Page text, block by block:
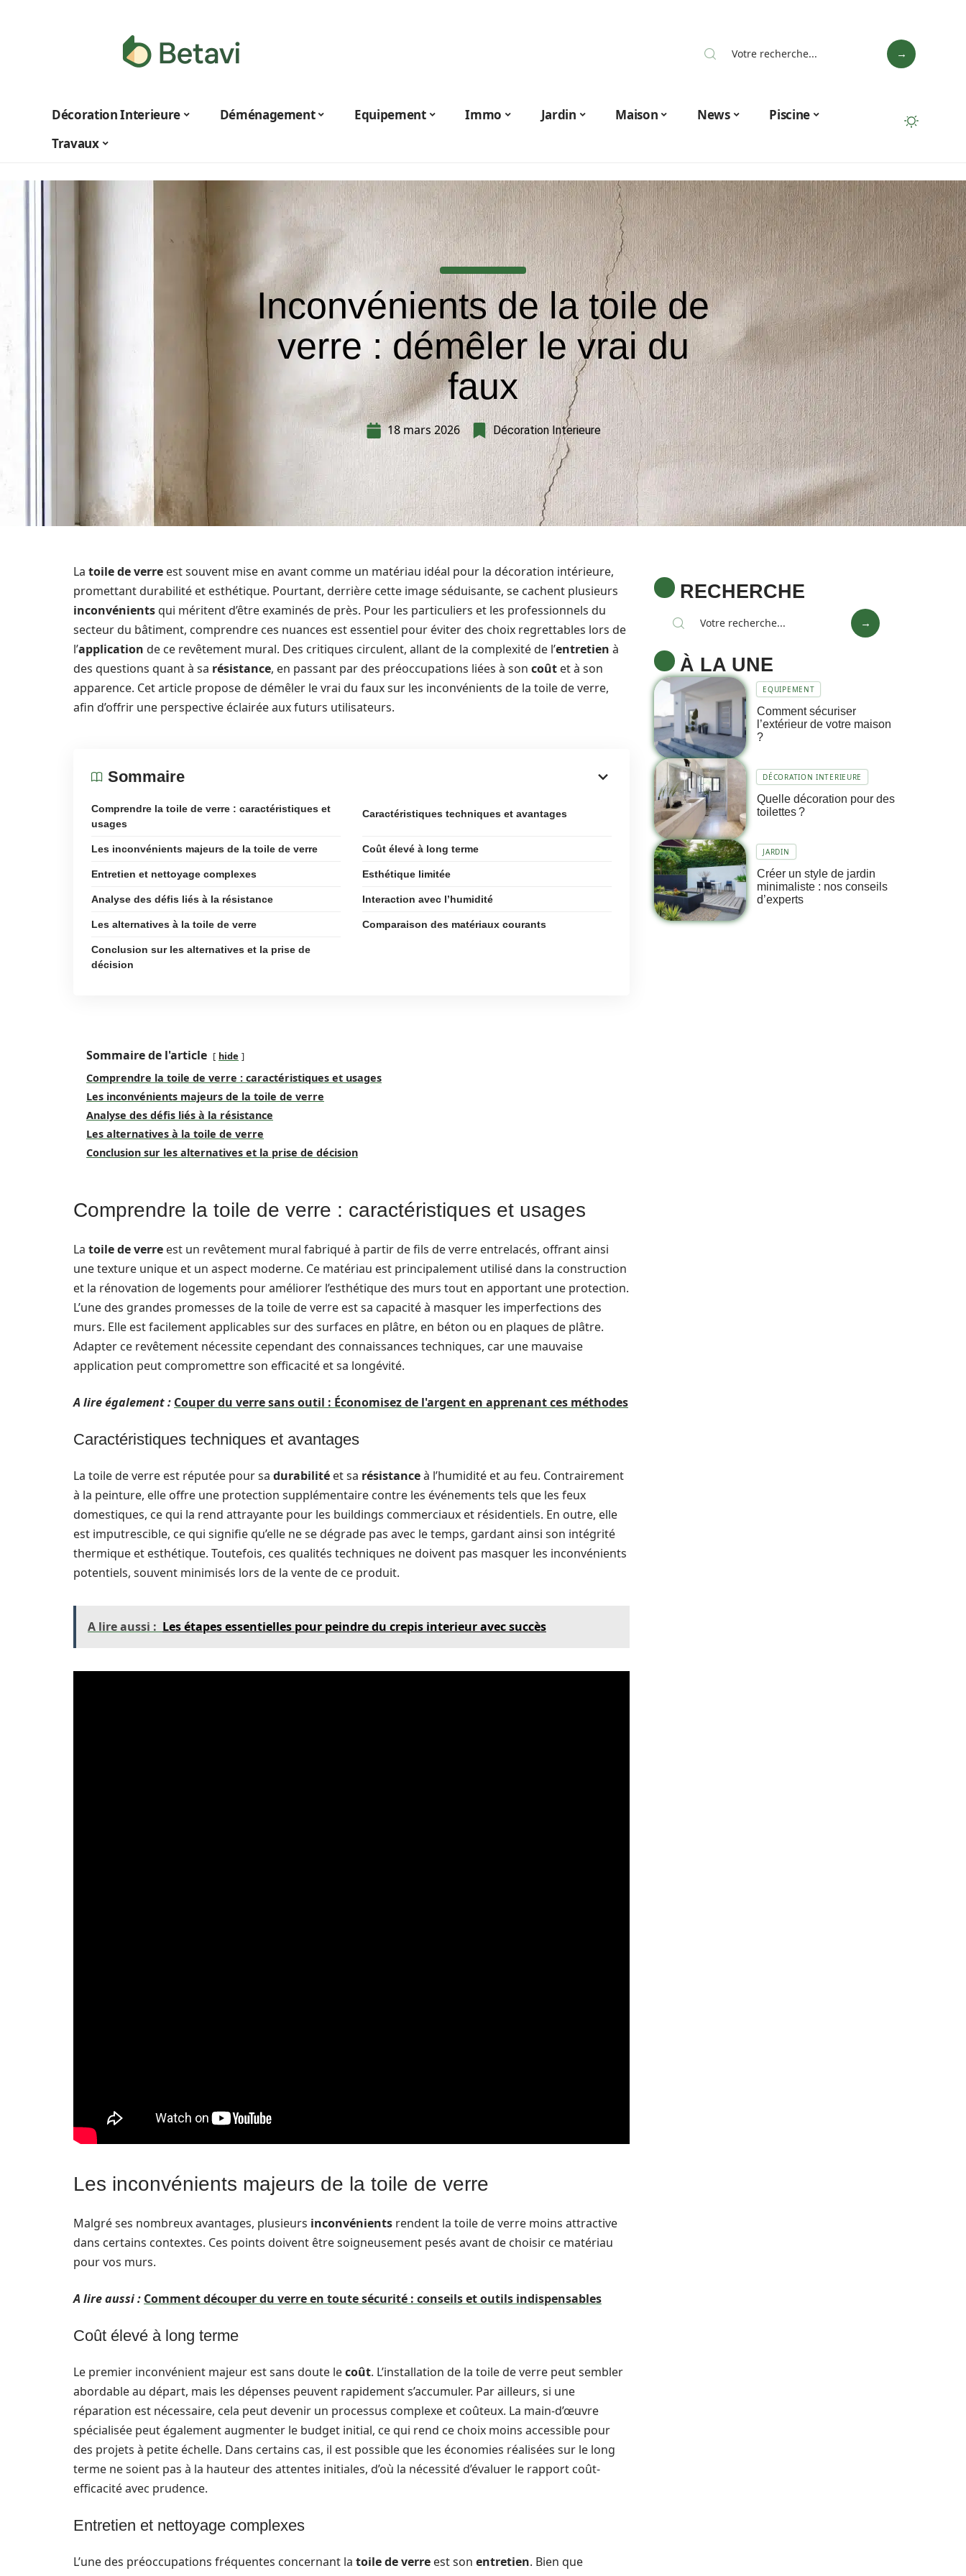
Décoration Interieure Déménagement Equipement Immo Jardin Maison News
Piscine
Travaux
Inconvénients de la toile de
verre : démêler le vrai du
faux
18 mars 2026 Décoration Interieure
La toile de verre est souvent mise en avant comme un matériau idéal pour la décoration intérieure,
promettant durabilité et esthétique. Pourtant, derrière cette image séduisante, se cachent plusieurs
inconvénientsqui méritent d’être examinés de près. Pour les particuliers et les professionnels du
secteur du bâtiment, comprendre ces nuances est essentiel pour éviter des choix regrettables lors de
l’application de ce revêtement mural. Des critiques circulent, allant de la complexité de l’entretien à
des questions quant à sa résistance, en passant par des préoccupations liées à son coût et à son
apparence. Cet article propose de démêler le vrai du faux sur les inconvénients de la toile de verre,
afin d’offrir une perspective éclairée aux futurs utilisateurs.
Sommaire
Comprendre la toile de verre : caractéristiques et
usages
Caractéristiques techniques et avantages
Les inconvénients majeurs de la toile de verre Coût élevé à long terme
Entretien et nettoyage complexes Esthétique limitée
Analyse des défis liés à la résistance Interaction avec l’humidité
Les alternatives à la toile de verre Comparaison des matériaux courants
Conclusion sur les alternatives et la prise de
décision
Sommaire de l'article hide
Comprendre la toile de verre : caractéristiques et usages
Les inconvénients majeurs de la toile de verre
Analyse des défis liés à la résistance
Les alternatives à la toile de verre
Conclusion sur les alternatives et la prise de décision
Comprendre la toile de verre : caractéristiques et usages
La toile de verre est un revêtement mural fabriqué à partir de fils de verre entrelacés, offrant ainsi
une texture unique et un aspect moderne. Ce matériau est principalement utilisé dans la construction
et la rénovation de logements pour améliorer l’esthétique des murs tout en apportant une protection.
L’une des grandes promesses de la toile de verre est sa capacité à masquer les imperfections des
murs. Elle est facilement applicables sur des surfaces en plâtre, en béton ou en plaques de plâtre.
Adapter ce revêtement nécessite cependant des connaissances techniques, car une mauvaise
application peut compromettre son efficacité et sa longévité.
A lire également : Couper du verre sans outil : Économisez de l'argent en apprenant ces méthodes
Caractéristiques techniques et avantages
La toile de verre est réputée pour sa durabilité et sa résistanceà l’humidité et au feu. Contrairement
à la peinture, elle offre une protection supplémentaire contre les événements tels que les feux
domestiques, ce qui la rend attrayante pour les buildings commerciaux et résidentiels. En outre, elle
est imputrescible, ce qui signifie qu’elle ne se dégrade pas avec le temps, gardant ainsi son intégrité
thermique et esthétique. Toutefois, ces qualités techniques ne doivent pas masquer les inconvénients
potentiels, souvent minimisés lors de la vente de ce produit.
A lire aussi : Les étapes essentielles pour peindre du crepis interieur avec succès
Les inconvénients majeurs de la toile de verre
Malgré ses nombreux avantages, plusieurs inconvénients rendent la toile de verre moins attractive
dans certains contextes. Ces points doivent être soigneusement pesés avant de choisir ce matériau
pour vos murs.
A lire aussi : Comment découper du verre en toute sécurité : conseils et outils indispensables
Coût élevé à long terme
Le premier inconvénient majeur est sans doute lecoût. L’installation de la toile de verre peut sembler
abordable au départ, mais les dépenses peuvent rapidement s’accumuler. Par ailleurs, si une
réparation est nécessaire, cela peut devenir un processus complexe et coûteux. La main-d’œuvre
spécialisée peut également augmenter le budget initial, ce qui rend ce choix moins accessible pour
des projets à petite échelle. Dans certains cas, il est possible que les économies réalisées sur le long
terme ne soient pas à la hauteur des attentes initiales, d’où la nécessité d’évaluer le rapport coût-
efficacité avec prudence.
Entretien et nettoyage complexes
L’une des préoccupations fréquentes concernant la toile de verre est son entretien. Bien que
RECHERCHE
À LA UNE
EQUIPEMENT
Comment sécuriser
l’extérieur de votre maison
?
DÉCORATION INTERIEURE
Quelle décoration pour des
toilettes ?
JARDIN
Créer un style de jardin
minimaliste : nos conseils
d’experts